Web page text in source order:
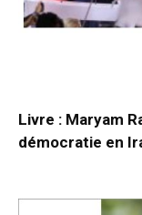
Livre : Maryam
démocratie en